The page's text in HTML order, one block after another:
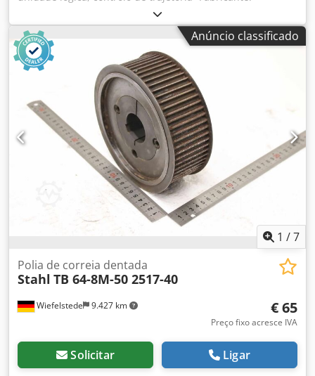
Heidenhain, unidade lógica de controlo de trajetória -Tipo:
LE 407 A 236 484 10 -Componentes individuais: ver fotos
Chjdpfjpz Sf Eex Adhsa -Dimensões: 480/330/H140 mm -
Peso: 9,5 kg
Anúncio classificado
1 /7
Wiefelstede 9.427 km
Polia de correia dentada
Stahl TB 64-8M-50 2517-40
€ 65
Preço fixo acresce IVA
Solicitar Ligar